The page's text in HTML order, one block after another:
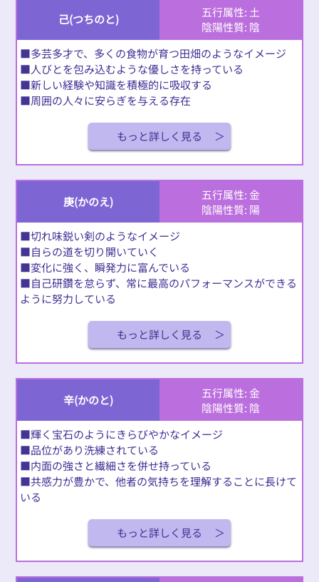
己(つちのと)
五行属性: 土
陰陽性質: 陰
■多芸多才で、多くの食物が育つ田畑のようなイメージ
■人びとを包み込むような優しさを持っている
■新しい経験や知識を積極的に吸収する
■周囲の人々に安らぎを与える存在
もっと詳しく見る
庚(かのえ)
五行属性: 金
陰陽性質: 陽
■切れ味鋭い剣のようなイメージ
■自らの道を切り開いていく
■変化に強く、瞬発力に富んでいる
■自己研鑽を怠らず、常に最高のパフォーマンスができる
ように努力している
もっと詳しく見る
辛(かのと)
五行属性: 金
陰陽性質: 陰
■輝く宝石のようにきらびやかなイメージ
■品位があり洗練されている
■内面の強さと繊細さを併せ持っている
■共感力が豊かで、他者の気持ちを理解することに長けて
いる
もっと詳しく見る